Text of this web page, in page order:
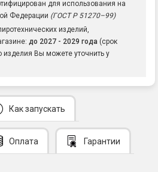
для использования на
Федерации (ГОСТ Р 51270–99)
изделий,
до 2027 - 2029 года (срок
изделия Вы можете уточнить у
Как запускать
Оплата Гарантии